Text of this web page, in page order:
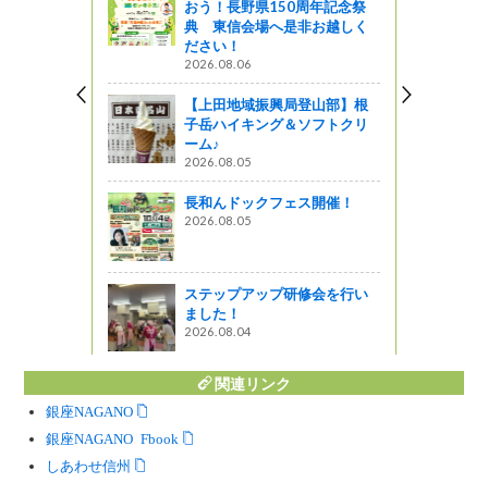
おう！長野県150周年記念祭
典 東信会場へ是非お越しく
ださい！
2026.08.06
【上田地域振興局登山部】根
子岳ハイキング＆ソフトクリ
ーム♪
2026.08.05
長和んドックフェス開催！
2026.08.05
ステップアップ研修会を行い
ました！
2026.08.04
関連リンク
銀座NAGANO
銀座NAGANO Facebook
しあわせ信州